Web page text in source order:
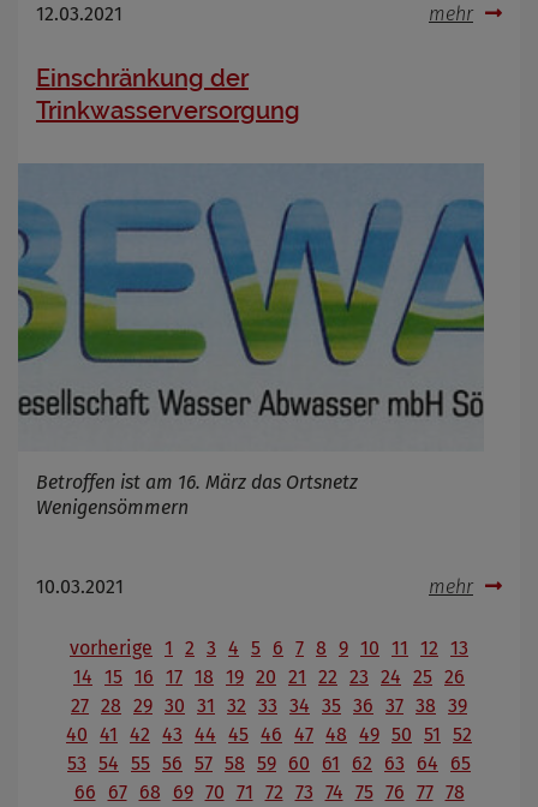
12.03.2021 mehr
Einschränkung der
Trinkwasserversorgung
Betroffen ist am 16. März das Ortsnetz
Wenigensömmern
10.03.2021 mehr
vorherige 1 2 3 4 5 6 7 8 9 10 11 12 13
14 15 16 17 18 19 20 21 22 23 24 25 26
27 28 29 30 31 32 33 34 35 36 37 38 39
40 41 42 43 44 45 46 47 48 49 50 51
52
53 54 55 56 57 58 59 60 61 62 63 64
65
66
67 68 69 70 71 72 73 74 75 76 77 78